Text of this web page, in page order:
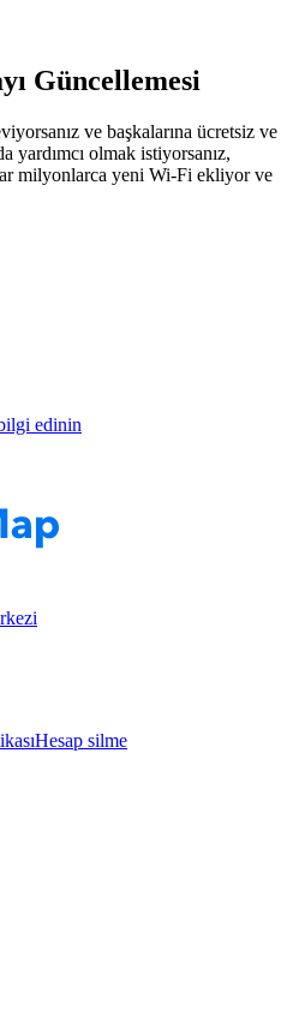
Güncellemesi
ve başkalarına ücretsiz ve
olmak istiyorsanız,
milyonlarca yeni Wi-Fi ekliyor ve
edinin
Hesap silme